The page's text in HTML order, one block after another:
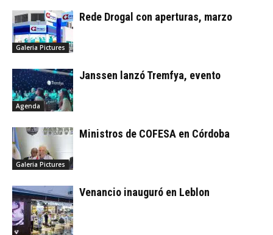
Galeria Pictures
Rede Drogal con aperturas, marzo
Agenda
Janssen lanzó Tremfya, evento
Galeria Pictures
Ministros de COFESA en Córdoba
Venancio inauguró en Leblon